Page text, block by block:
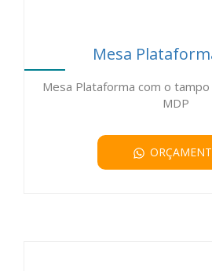
Mesa
Mesa Plataforma com o
MDP